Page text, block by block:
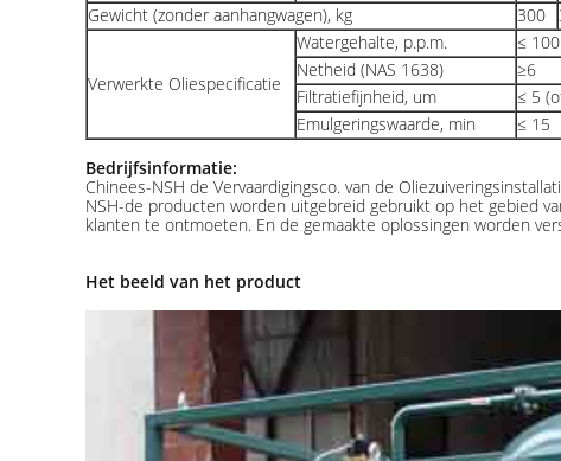
Gewicht (zonder aanhangwagen), kg
300
Verwerkte Oliespecificatie
Watergehalte, p.p.m.
≤ 100
Netheid (NAS 1638)
≥6
Filtratiefijnheid, um
≤ 5
Emulgeringswaarde, min
≤ 15
Bedrijfsinformatie:
Chinees-NSH de Vervaardigingsco. van de
NSH-de producten worden uitgebreid gebruikt op het gebied
klanten te ontmoeten. En de gemaakte oplossingen worden
Het beeld van het product